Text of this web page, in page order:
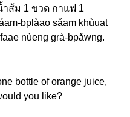
ส้ม 1 ขวด กาแฟ 1
bplàao sǎam khùuat
nùeng grà-bpǎwng.
bottle of orange juice,
you like?